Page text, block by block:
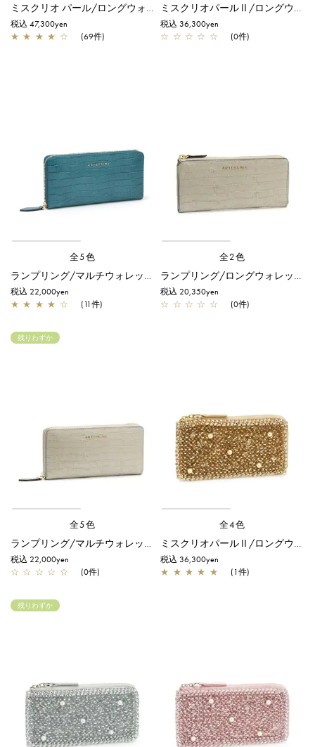
ミスクリオ パール/ロングウォレット/シャンパンゴールド
税込 47,300yen
★ ★ ★ ★ ☆ (69件)
ミスクリオパールⅡ/ロングウォレット/マルチ
税込 36,300yen
☆ ☆ ☆ ☆ ☆ (0件)
全5色
ランプリング/マルチウォレット/ピーコック
税込 22,000yen
★ ★ ★ ★ ☆ (11件)
全2色
ランプリング/ロングウォレット(薄型)/グレー
税込 20,350yen
☆ ☆ ☆ ☆ ☆ (0件)
残りわずか
全5色
ランプリング/マルチウォレット/グレー
税込 22,000yen
☆ ☆ ☆ ☆ ☆ (0件)
全4色
ミスクリオパールⅡ/ロングウォレット/シャンパン
税込 36,300yen
★ ★ ★ ★ ★ (1件)
残りわずか